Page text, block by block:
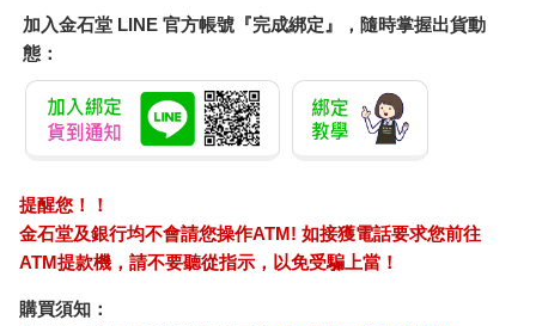
加入金石堂 LINE 官方帳號『完成綁定』，隨時掌握出貨動
態：
提醒您！！
金石堂及銀行均不會請您操作ATM! 如接獲電話要求您前往
ATM提款機，請不要聽從指示，以免受騙上當！
購買須知：